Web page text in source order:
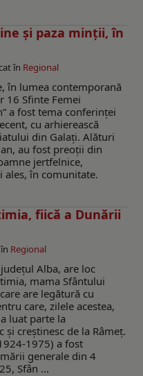
şi paza minţii, în
în Regional
în lumea contemporană
16 Sfinte Femei
a fost tema conferinței
cu arhierească
din Galați. Alături
au fost preoții din
jertfelnice,
ales, în comunitate.
fiică a Dunării
Regional
Alba, are loc
mama Sfântului
are legătură cu
care, zilele acestea,
luat parte la
creștinesc de la Râmeț.
1975) a fost
generale din 4
Sfân ...